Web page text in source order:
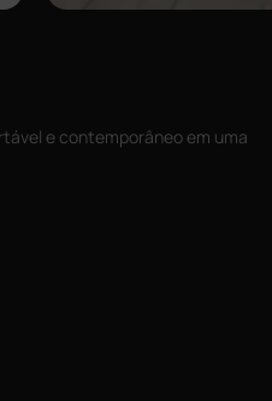
e contemporâneo em uma